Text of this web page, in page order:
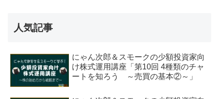
人気記事
にゃん次郎＆スモークの少額投資家向
け株式運用講座「第10回 4種類のチャ
ートを知ろう ～売買の基本②～」